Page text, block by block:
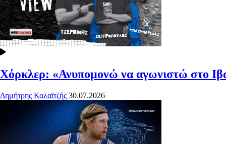
Χόρκλερ: «Ανυπομονώ να αγωνιστώ στο
Δημήτρης Καλαϊτζής 30.07.2026